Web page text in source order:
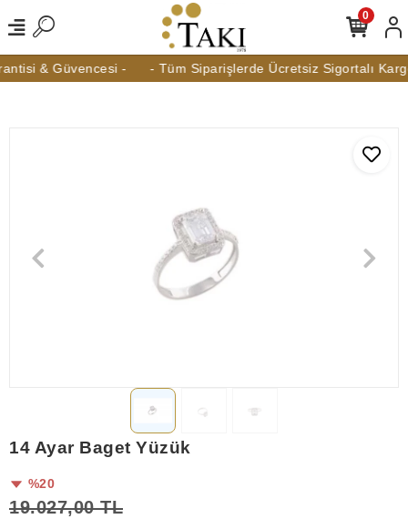
& Güvencesi - - Tüm Siparişlerde Ücretsiz Sigortalı
0
14 Ayar Baget Yüzük
%20
19.027,00 TL